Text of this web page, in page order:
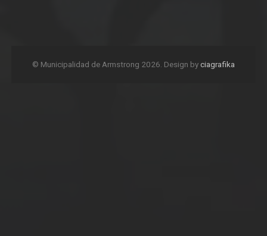
© Municipalidad de Armstrong 2026. Design byciagrafika